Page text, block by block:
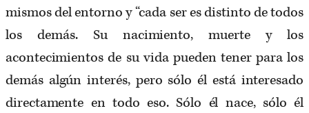
mismos del entorno y “cada ser es distinto de todos
los demás. Su nacimiento, muerte y los
acontecimientos de su vida pueden tener para los
demás algún interés, pero sólo él está interesado
directamente en todo eso. Sólo él nace, sólo él